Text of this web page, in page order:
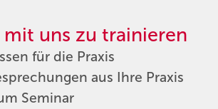
uns zu trainieren
für die Praxis
aus Ihre Praxis
Seminar